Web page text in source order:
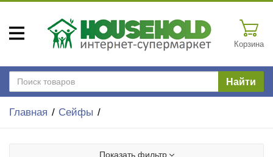
Корзина
Найти
Главная Сейфы
Показать фильтр